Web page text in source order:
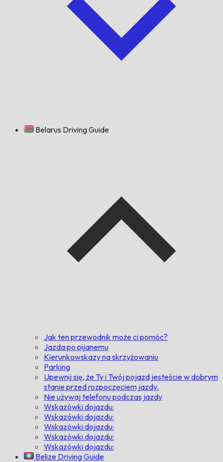
Belarus Driving Guide
Jak ten przewodnik może ci pomóc?
Jazda po pijanemu
Kierunkowskazy na skrzyżowaniu
Parking
Upewnij się, że Ty i Twój pojazd jesteście w dobrym
stanie przed rozpoczęciem jazdy.
Nie używaj telefonu podczas jazdy
Wskazówki dojazdu:
Wskazówki dojazdu:
Wskazówki dojazdu:
Wskazówki dojazdu:
Wskazówki dojazdu:
Belize Driving Guide